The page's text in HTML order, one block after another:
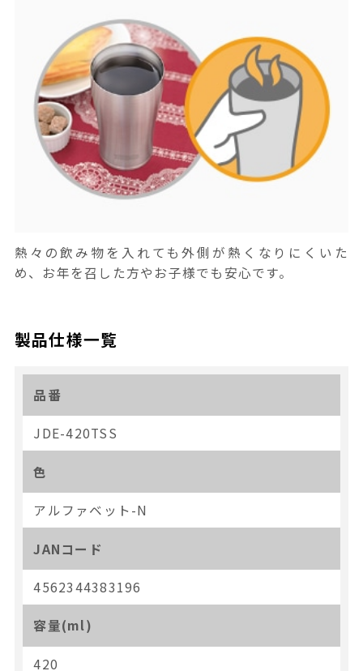
熱々の飲み物を入れても外側が熱くなりにくいた
め、お年を召した方やお子様でも安心です。
製品仕様一覧
品番
JDE-420TSS
色
アルファベット-N
JANコード
4562344383196
容量(ml)
420